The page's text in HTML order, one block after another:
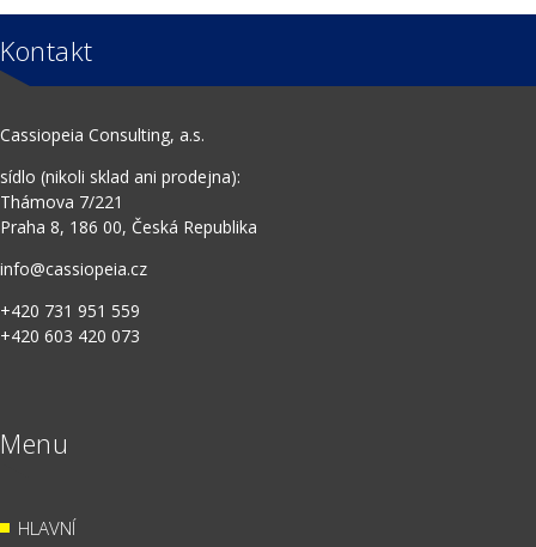
Kontakt
Cassiopeia Consulting, a.s.
sídlo (nikoli sklad ani prodejna):
Thámova 7/221
Praha 8, 186 00, Česká Republika
info@cassiopeia.cz
+420 731 951 559
+420 603 420 073
Menu
HLAVNÍ